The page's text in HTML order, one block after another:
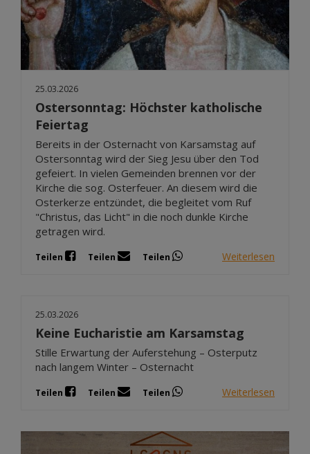
25.03.2026
Ostersonntag: Höchster katholische
Feiertag
Bereits in der Osternacht von Karsamstag auf
Ostersonntag wird der Sieg Jesu über den Tod
gefeiert. In vielen Gemeinden brennen vor der
Kirche die sog. Osterfeuer. An diesem wird die
Osterkerze entzündet, die begleitet vom Ruf
"Christus, das Licht" in die noch dunkle Kirche
getragen wird.
Teilen Teilen Teilen Weiterlesen
25.03.2026
Keine Eucharistie am Karsamstag
Stille Erwartung der Auferstehung – Osterputz
nach langem Winter – Osternacht
Teilen Teilen Teilen Weiterlesen